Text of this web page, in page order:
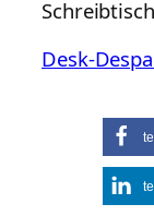
Desk-